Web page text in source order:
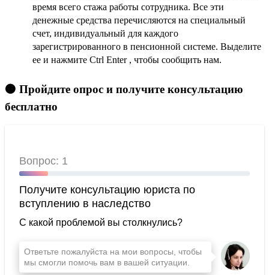
время всего стажа работы сотрудника. Все эти
денежные средства перечисляются на специальный
счет, индивидуальный для каждого
зарегистрированного в пенсионной системе. Выделите
ее и нажмите Ctrl Enter , чтобы сообщить нам.
🟠 Пройдите опрос и получите консультацию
бесплатно